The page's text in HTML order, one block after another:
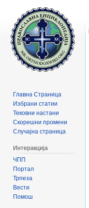
Главна Страница
Избрани статии
Тековни настани
Скорешни промени
Случајна страница
Интеракција
ЧПП
Портал
Трпеза
Вести
Помош